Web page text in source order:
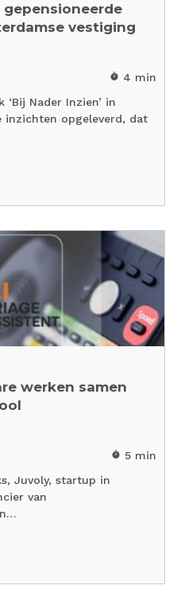
gepensioneerde
vestiging
timer 4 min
Nader Inzien’ in
inzichten opgeleverd, dat
werken samen
timer 5 min
Juvoly, startup in
van